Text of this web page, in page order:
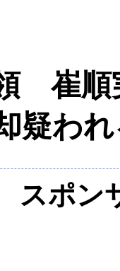
崔順
疑われ
スポン